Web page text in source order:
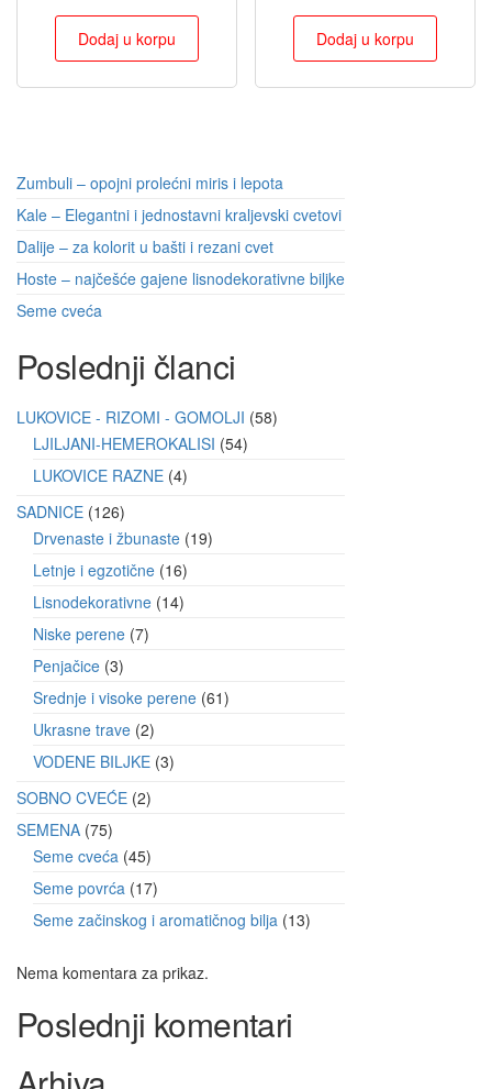
Dodaj u korpu Dodaj u korpu
Zumbuli – opojni prolećni miris i lepota
Kale – Elegantni i jednostavni kraljevski cvetovi
Dalije – za kolorit u bašti i rezani cvet
Hoste – najčešće gajene lisnodekorativne biljke
Seme cveća
Poslednji članci
LUKOVICE - RIZOMI - GOMOLJI 58
LJILJANI-HEMEROKALISI 54
LUKOVICE RAZNE 4
SADNICE 126
Drvenaste i žbunaste 19
Letnje i egzotične 16
Lisnodekorativne 14
Niske perene 7
Penjačice 3
Srednje i visoke perene 61
Ukrasne trave 2
VODENE BILJKE 3
SOBNO CVEĆE 2
SEMENA 75
Seme cveća 45
Seme povrća 17
Seme začinskog i aromatičnog bilja 13
Nema komentara za prikaz.
Poslednji komentari